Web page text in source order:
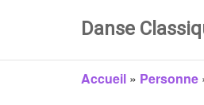
Danse
Accueil » Personne